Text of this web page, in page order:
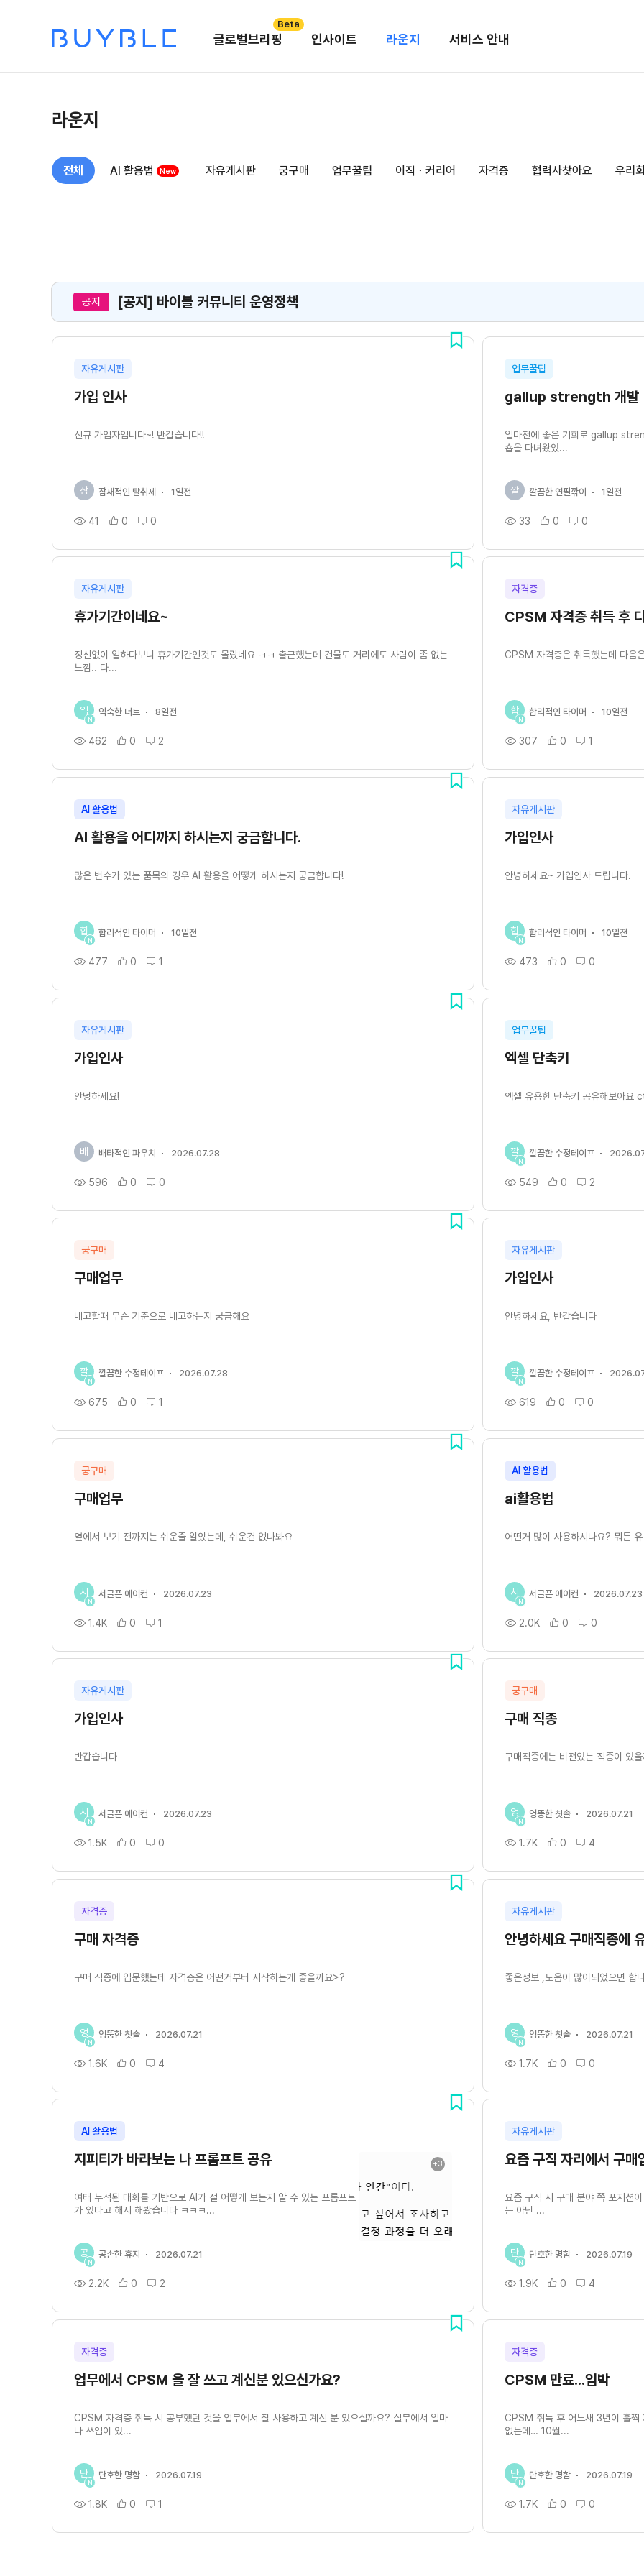
글로벌브리핑
Beta
인사이트 라운지 서비스 안내
라운지
전체 AI 활용법 New 자유게시판 궁구매 업무꿀팁 이직ㆍ커리어 자격증 협력사찾아요 우리
공지 [공지] 바이블 커뮤니티 운영정책
자유게시판
가입 인사
신규 가입자입니다~! 반갑습니다!!
잠 잠재적인 탈취제 1일전
41 0 0
업무꿀팁
gallup strength 개발
얼마전에 좋은 기회로 gallup
숍을 다녀왔었...
깔 깔끔한 연필깎이 1일전
33 0 0
자유게시판
휴가기간이네요~
정신없이 일하다보니 휴가기간인것도 몰랐네요 ㅋㅋ 출근했는데 건물도 거리에도 사람이 좀 없는
느낌.. 다...
익
N
익숙한 너트 8일전
462 0 2
자격증
CPSM 자격증 취득 후
CPSM 자격증은 취득했는데 다음
합
N
합리적인 타이머 10일전
307 0 1
AI 활용법
AI 활용을 어디까지 하시는지 궁금합니다.
많은 변수가 있는 품목의 경우 AI 활용을 어떻게 하시는지 궁금합니다!
합
N
합리적인 타이머 10일전
477 0 1
자유게시판
가입인사
안녕하세요~ 가입인사 드립니다.
합
N
합리적인 타이머 10일전
473 0 0
자유게시판
가입인사
안녕하세요!
배 배타적인 파우치 2026.07.28
596 0 0
업무꿀팁
엑셀 단축키
엑셀 유용한 단축키 공유해보아요
깔
N
깔끔한 수정테이프
549 0 2
궁구매
구매업무
네고할때 무슨 기준으로 네고하는지 궁금해요
깔
N
깔끔한 수정테이프 2026.07.28
675 0 1
자유게시판
가입인사
안녕하세요, 반갑습니다
깔
N
깔끔한 수정테이프
619 0 0
궁구매
구매업무
옆에서 보기 전까지는 쉬운줄 알았는데, 쉬운건 없나봐요
서
N
서글픈 에어컨 2026.07.23
1.4K 0 1
AI 활용법
ai활용법
어떤거 많이 사용하시나요? 뭐든
서
N
서글픈 에어컨 2026.07.23
2.0K 0 0
자유게시판
가입인사
반갑습니다
서
N
서글픈 에어컨 2026.07.23
1.5K 0 0
궁구매
구매 직종
구매직종에는 비전있는 직종이 있
엉
N
엉뚱한 칫솔 2026.07.21
1.7K 0 4
자격증
구매 자격증
구매 직종에 입문했는데 자격증은 어떤거부터 시작하는게 좋을까요>?
엉
N
엉뚱한 칫솔 2026.07.21
1.6K 0 4
자유게시판
안녕하세요 구매직종에
좋은정보 ,도움이 많이되었으면 합
엉
N
엉뚱한 칫솔 2026.07.21
1.7K 0 0
+3
AI 활용법
지피티가 바라보는 나 프롬프트 공유
여태 누적된 대화를 기반으로 AI가 절 어떻게 보는지 알 수 있는 프롬프트
가 있다고 해서 해봤습니다 ㅋㅋㅋ...
공
N
공손한 휴지 2026.07.21
2.2K 0 2
자유게시판
요즘 구직 자리에서 구매
요즘 구직 시 구매 분야 쪽 포지션
는 아닌 ...
단
N
단호한 명함 2026.07.19
1.9K 0 4
자격증
업무에서 CPSM 을 잘 쓰고 계신분 있으신가요?
CPSM 자격증 취득 시 공부했던 것을 업무에서 잘 사용하고 계신 분 있으실까요? 실무에서 얼마
나 쓰임이 있...
단
N
단호한 명함 2026.07.19
1.8K 0 1
자격증
CPSM 만료...임박
CPSM 취득 후 어느새 3년이 훌쩍
없는데… 10월...
단
N
단호한 명함 2026.07.19
1.7K 0 0